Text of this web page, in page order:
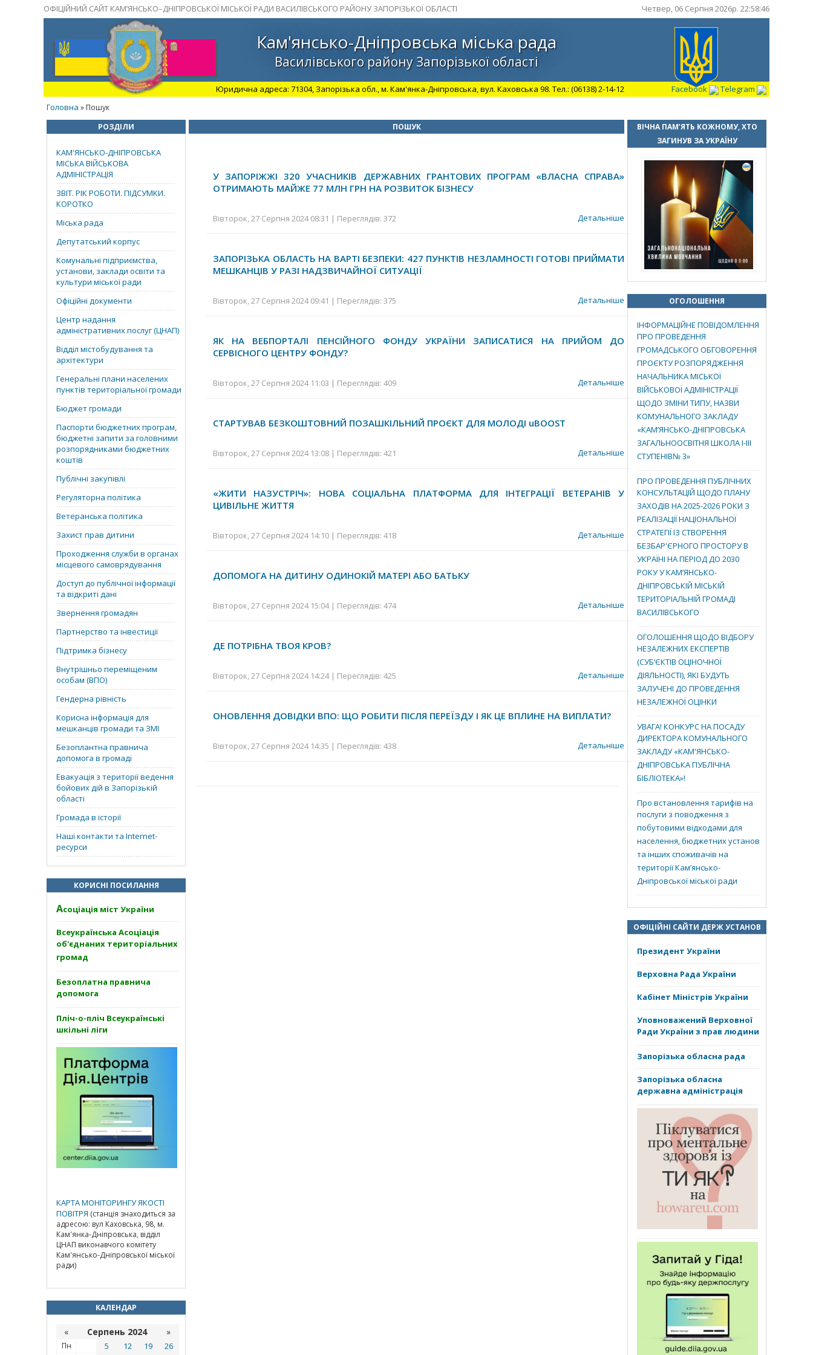
ОФІЦІЙНИЙ САЙТ КАМ’ЯНСЬКО–ДНІПРОВСЬКОЇ МІСЬКОЇ РАДИ ВАСИЛІВСЬКОГО РАЙОНУ ЗАПОРІЗЬКОЇ ОБЛАСТІ Четвер, 06 Серпня 2026р. 22:58:47
Кам'янсько-Дніпровська міська рада
Василівського району Запорізької області
Юридична адреса: 71304, Запорізька обл., м. Кам'янка-Дніпровська, вул. Каховська 98. Тел.: (06138) 2-14-12 Facebook
Telegram
Головна » Пошук
РОЗДІЛИ
КАМ'ЯНСЬКО-ДНІПРОВСЬКА
МІСЬКА ВІЙСЬКОВА
АДМІНІСТРАЦІЯ
ЗВІТ. РІК РОБОТИ. ПІДСУМКИ.
КОРОТКО
Міська рада
Депутатський корпус
Комунальні підприємства,
установи, заклади освіти та
культури міської ради
Офіційні документи
Центр надання
адміністративних послуг (ЦНАП)
Відділ містобудування та
архітектури
Генеральні плани населених
пунктів територіальної громади
Бюджет громади
Паспорти бюджетних програм,
бюджетні запити за головними
розпорядниками бюджетних
коштів
Публічні закупівлі
Регуляторна політика
Ветеранська політика
Захист прав дитини
Проходження служби в органах
місцевого самоврядування
Доступ до публічної інформації
та відкриті дані
Звернення громадян
Партнерство та інвестиції
Підтримка бізнесу
Внутрішньо переміщеним
особам (ВПО)
Гендерна рівність
Корисна інформація для
мешканців громади та ЗМІ
Безоплантна правнича
допомога в громаді
Евакуація з території ведення
бойових дій в Запорізькій
області
Громада в історії
Наші контакти та Internet-
ресурси
КОРИСНІ ПОСИЛАННЯ
Асоціація міст України
Всеукраїнська Асоціація
об'єднаних територіальних
громад
Безоплатна правнича
допомога
Пліч-о-пліч Всеукраїнські
шкільні ліги
КАРТА МОНІТОРИНГУ ЯКОСТІ
ПОВІТРЯ (станція знаходиться за
адресою: вул Каховська, 98, м.
Кам'янка-Дніпровська, відділ
ЦНАП виконавчого комітету
Кам'янсько-Дніпровської міської
ради)
КАЛЕНДАР
« Серпень 2024 »
Пн 5 12 19 26
ПОШУК
У ЗАПОРІЖЖІ 320 УЧАСНИКІВ ДЕРЖАВНИХ ГРАНТОВИХ ПРОГРАМ «ВЛАСНА СПРАВА»
ОТРИМАЮТЬ МАЙЖЕ 77 МЛН ГРН НА РОЗВИТОК БІЗНЕСУ
Вівторок, 27 Серпня 2024 08:31 | Переглядів: 372 Детальніше
ЗАПОРІЗЬКА ОБЛАСТЬ НА ВАРТІ БЕЗПЕКИ: 427 ПУНКТІВ НЕЗЛАМНОСТІ ГОТОВІ ПРИЙМАТИ
МЕШКАНЦІВ У РАЗІ НАДЗВИЧАЙНОЇ СИТУАЦІЇ
Вівторок, 27 Серпня 2024 09:41 | Переглядів: 375 Детальніше
ЯК НА ВЕБПОРТАЛІ ПЕНСІЙНОГО ФОНДУ УКРАЇНИ ЗАПИСАТИСЯ НА ПРИЙОМ ДО
СЕРВІСНОГО ЦЕНТРУ ФОНДУ?
Вівторок, 27 Серпня 2024 11:03 | Переглядів: 409 Детальніше
СТАРТУВАВ БЕЗКОШТОВНИЙ ПОЗАШКІЛЬНИЙ ПРОЄКТ ДЛЯ МОЛОДІ uBOOST
Вівторок, 27 Серпня 2024 13:08 | Переглядів: 421 Детальніше
«ЖИТИ НАЗУСТРІЧ»: НОВА СОЦІАЛЬНА ПЛАТФОРМА ДЛЯ ІНТЕГРАЦІЇ ВЕТЕРАНІВ У
ЦИВІЛЬНЕ ЖИТТЯ
Вівторок, 27 Серпня 2024 14:10 | Переглядів: 418 Детальніше
ДОПОМОГА НА ДИТИНУ ОДИНОКІЙ МАТЕРІ АБО БАТЬКУ
Вівторок, 27 Серпня 2024 15:04 | Переглядів: 474 Детальніше
ДЕ ПОТРІБНА ТВОЯ КРОВ?
Вівторок, 27 Серпня 2024 14:24 | Переглядів: 425 Детальніше
ОНОВЛЕННЯ ДОВІДКИ ВПО: ЩО РОБИТИ ПІСЛЯ ПЕРЕЇЗДУ І ЯК ЦЕ ВПЛИНЕ НА ВИПЛАТИ?
Вівторок, 27 Серпня 2024 14:35 | Переглядів: 438 Детальніше
ВІЧНА ПАМ’ЯТЬ КОЖНОМУ, ХТО
ЗАГИНУВ ЗА УКРАЇНУ
ОГОЛОШЕННЯ
ІНФОРМАЦІЙНЕ ПОВІДОМЛЕННЯ
ПРО ПРОВЕДЕННЯ
ГРОМАДСЬКОГО ОБГОВОРЕННЯ
ПРОЄКТУ РОЗПОРЯДЖЕННЯ
НАЧАЛЬНИКА МІСЬКОЇ
ВІЙСЬКОВОЇ АДМІНІСТРАЦІЇ
ЩОДО ЗМІНИ ТИПУ, НАЗВИ
КОМУНАЛЬНОГО ЗАКЛАДУ
«КАМ’ЯНСЬКО-ДНІПРОВСЬКА
ЗАГАЛЬНООСВІТНЯ ШКОЛА І-ІІІ
СТУПЕНІВ№ 3»
ПРО ПРОВЕДЕННЯ ПУБЛІЧНИХ
КОНСУЛЬТАЦІЙ ЩОДО ПЛАНУ
ЗАХОДІВ НА 2025-2026 РОКИ З
РЕАЛІЗАЦІЇ НАЦІОНАЛЬНОЇ
СТРАТЕГІЇ ІЗ СТВОРЕННЯ
БЕЗБАР'ЄРНОГО ПРОСТОРУ В
УКРАЇНІ НА ПЕРІОД ДО 2030
РОКУ У КАМ’ЯНСЬКО-
ДНІПРОВСЬКІЙ МІСЬКІЙ
ТЕРИТОРІАЛЬНІЙ ГРОМАДІ
ВАСИЛІВСЬКОГО
ОГОЛОШЕННЯ ЩОДО ВІДБОРУ
НЕЗАЛЕЖНИХ ЕКСПЕРТІВ
(СУБ’ЄКТІВ ОЦІНОЧНОЇ
ДІЯЛЬНОСТІ), ЯКІ БУДУТЬ
ЗАЛУЧЕНІ ДО ПРОВЕДЕННЯ
НЕЗАЛЕЖНОЇ ОЦІНКИ
УВАГА! КОНКУРС НА ПОСАДУ
ДИРЕКТОРА КОМУНАЛЬНОГО
ЗАКЛАДУ «КАМ'ЯНСЬКО-
ДНІПРОВСЬКА ПУБЛІЧНА
БІБЛІОТЕКА»!
Про встановлення тарифів на
послуги з поводження з
побутовими відходами для
населення, бюджетних установ
та інших споживачів на
території Кам’янсько-
Дніпровської міської ради
ОФІЦІЙНІ САЙТИ ДЕРЖ УСТАНОВ
Президент України
Верховна Рада України
Кабінет Міністрів України
Уповноважений Верховної
Ради України з прав людини
Запорізька обласна рада
Запорізька обласна
державна адміністрація